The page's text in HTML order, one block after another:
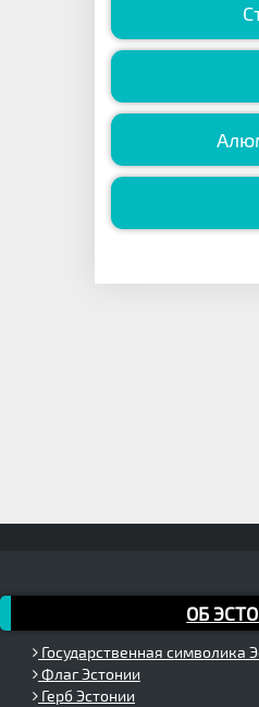
ОБ
Государственная символика
Флаг Эстонии
Герб Эстонии